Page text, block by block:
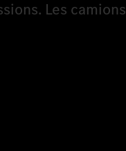
Les camions